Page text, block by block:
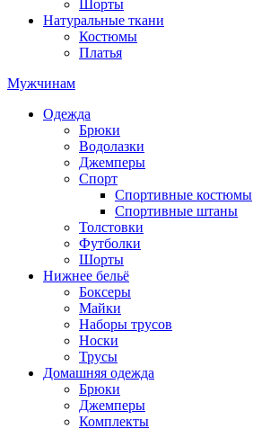
Шорты
Натуральные ткани
Костюмы
Платья
Мужчинам
Одежда
Брюки
Водолазки
Джемперы
Спорт
Спортивные костюмы
Спортивные штаны
Толстовки
Футболки
Шорты
Нижнее бельё
Боксеры
Майки
Наборы трусов
Носки
Трусы
Домашняя одежда
Брюки
Джемперы
Комплекты